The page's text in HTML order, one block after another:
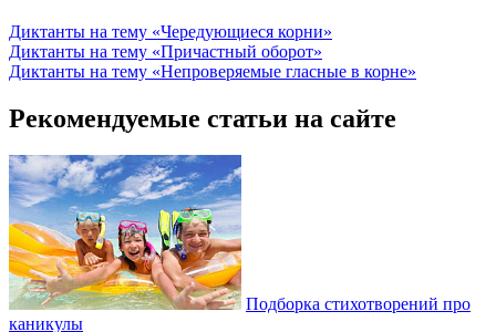
Диктанты на тему «Чередующиеся корни»
Диктанты на тему «Причастный оборот»
Диктанты на тему «Непроверяемые гласные в корне»
Рекомендуемые статьи на сайте
Подборка стихотворений про
каникулы